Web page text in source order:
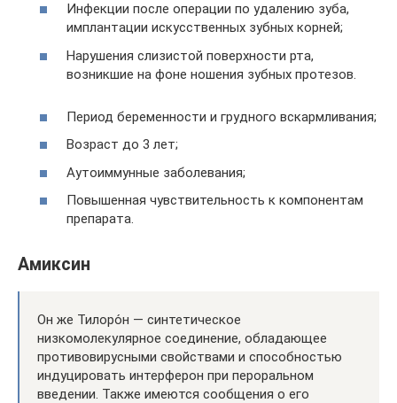
Инфекции после операции по удалению зуба,
имплантации искусственных зубных корней;
Нарушения слизистой поверхности рта,
возникшие на фоне ношения зубных протезов.
Период беременности и грудного вскармливания;
Возраст до 3 лет;
Аутоиммунные заболевания;
Повышенная чувствительность к компонентам
препарата.
Амиксин
Он же Тилоро́н — синтетическое
низкомолекулярное соединение, обладающее
противовирусными свойствами и способностью
индуцировать интерферон при пероральном
введении. Также имеются сообщения о его